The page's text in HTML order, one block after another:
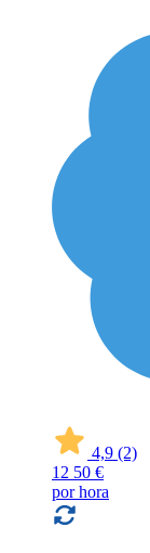
4,9 (2)
12 50 €
por hora